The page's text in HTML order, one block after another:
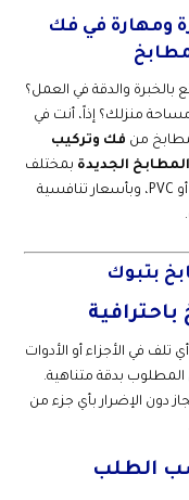
ومهارة في فك
بالخبرة والدقة في العمل؟
منزلك؟ إذاً، أنت في
من فك وتركيب
الجديدة بمختلف
أنواعها، سواء كانت مطابخ ألمنيوم، خشب، أو PVC، وبأسعار تنافسية
بتبوك
في الأجزاء أو الأدوات
المطلوب بدقة متناهية.
دون الإضرار بأي جزء من